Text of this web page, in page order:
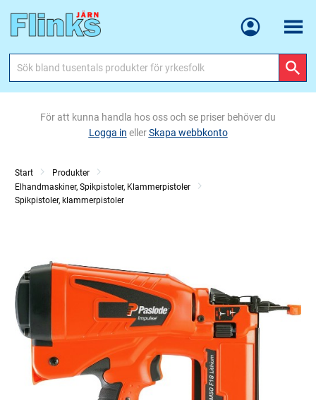
Meny
För att kunna handla hos oss och se priser behöver du
Logga in ellerSkapa webbkonto
Start
Produkter
Elhandmaskiner, Spikpistoler, Klammerpistoler
Spikpistoler, klammerpistoler